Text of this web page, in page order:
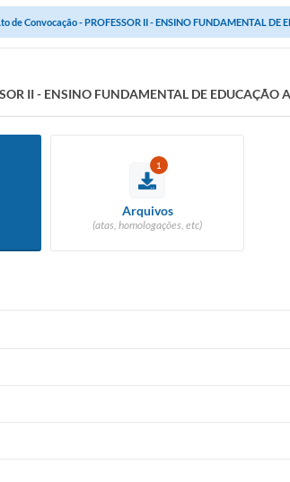
de Convocação - PROFESSOR II - ENSINO FUNDAMENTAL DE
II - ENSINO FUNDAMENTAL DE EDUCAÇÃO
1
Arquivos
(atas, homologações, etc)